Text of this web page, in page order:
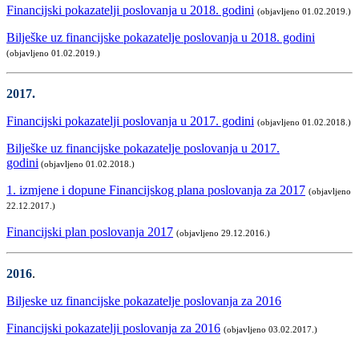
Financijski pokazatelji poslovanja u 2018. godini (objavljeno 01.02.2019.)
Bilješke uz financijske pokazatelje poslovanja u 2018. godini
(objavljeno 01.02.2019.)
2017.
Financijski pokazatelji poslovanja u 2017. godini (objavljeno 01.02.2018.)
Bilješke uz financijske pokazatelje poslovanja u 2017.
godini (objavljeno 01.02.2018.)
1. izmjene i dopune Financijskog plana poslovanja za 2017 (objavljeno
22.12.2017.)
Financijski plan poslovanja 2017 (objavljeno 29.12.2016.)
2016.
Biljeske uz financijske pokazatelje poslovanja za 2016
Financijski pokazatelji poslovanja za 2016 (objavljeno 03.02.2017.)